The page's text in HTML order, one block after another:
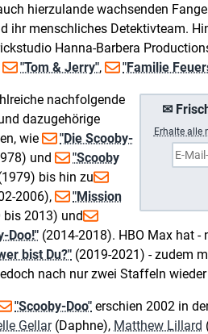
hierzulande wachsenden
ihr menschliches Detektivteam.
Hanna-Barbera
"Tom & Jerry", "Familie
✉
Erhalte alle
nachfolgende
dazugehörige
wie
"Die Scooby-
und
"Scooby
bis hin zu
2006),
"Mission
bis 2013) und
Doo!" (2014-2018). HBO Max hat -
bist Du?" (2019-2021) - zudem
nach nur zwei Staffeln
"Scooby-Doo" erschien 2002 in
Gellar(Daphne), Matthew Lillard